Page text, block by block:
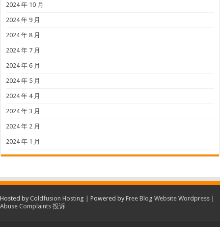
2024 年 10 月
2024 年 9 月
2024 年 8 月
2024 年 7 月
2024 年 6 月
2024 年 5 月
2024 年 4 月
2024 年 3 月
2024 年 2 月
2024 年 1 月
Hosted by Coldfusion Hosting | Powered by Free Blog Website Wordpress
Abuse Complaints 投诉